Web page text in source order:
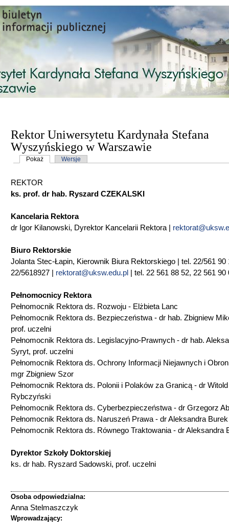
Przejdź do treści
Rektor Uniwersytetu Kardynała Stefana
Wyszyńskiego w Warszawie
Karty podstawowe
Pokaż (aktywna karta)
Wersje
REKTOR
ks. prof. dr hab. Ryszard CZEKALSKI
Kancelaria Rektora
dr Igor Kilanowski, Dyrektor Kancelarii Rektora |
Biuro Rektorskie
Jolanta Stec-Łapin, Kierownik Biura Rektorskiego | tel. 22/561 90
22/5618927 | rektorat@uksw.edu.pl | tel. 22 561 88 52, 22 561 90
Pełnomocnicy Rektora
Pełnomocnik Rektora ds. Rozwoju - Elżbieta Lanc
Pełnomocnik Rektora ds. Bezpieczeństwa - dr hab. Zbigniew
prof. uczelni
Pełnomocnik Rektora ds. Legislacyjno-Prawnych - dr hab.
Syryt, prof. uczelni
Pełnomocnik Rektora ds. Ochrony Informacji Niejawnych i
mgr Zbigniew Szor
Pełnomocnik Rektora ds. Polonii i Polaków za Granicą - dr Witold
Rybczyński
Pełnomocnik Rektora ds. Cyberbezpieczeństwa - dr Grzegorz
Pełnomocnik Rektora ds. Naruszeń Prawa - dr Aleksandra
Pełnomocnik Rektora ds. Równego Traktowania - dr Aleksandra
Dyrektor Szkoły Doktorskiej
ks. dr hab. Ryszard Sadowski, prof. uczelni
Osoba odpowiedzialna:
Anna Stelmaszczyk
Wprowadzający: